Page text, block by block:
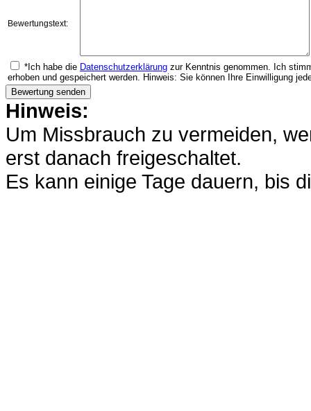
Bewertungstext:
*Ich habe die Datenschutzerklärung zur Kenntnis genommen. Ich
erhoben und gespeichert werden. Hinweis: Sie können Ihre Einwilligung
Hinweis:
Um Missbrauch zu vermeiden,
erst danach freigeschaltet.
Es kann einige Tage dauern, bis